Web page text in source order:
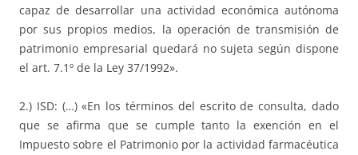
capaz de desarrollar una actividad económica autónoma
por sus propios medios, la operación de transmisión de
patrimonio empresarial quedará no sujeta según dispone
el art. 7.1º de la Ley 37/1992».
2.) ISD: (…) «En los términos del escrito de consulta, dado
que se afirma que se cumple tanto la exención en el
Impuesto sobre el Patrimonio por la actividad farmacéutica